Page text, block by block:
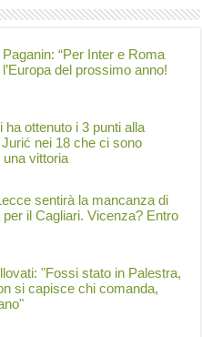
“Per Inter e Roma
del prossimo anno!
ha ottenuto i 3 punti alla
nei 18 che ci sono
vittoria
sentirà la mancanza di
il Cagliari. Vicenza? Entro
"Fossi stato in Palestra,
si capisce chi comanda,